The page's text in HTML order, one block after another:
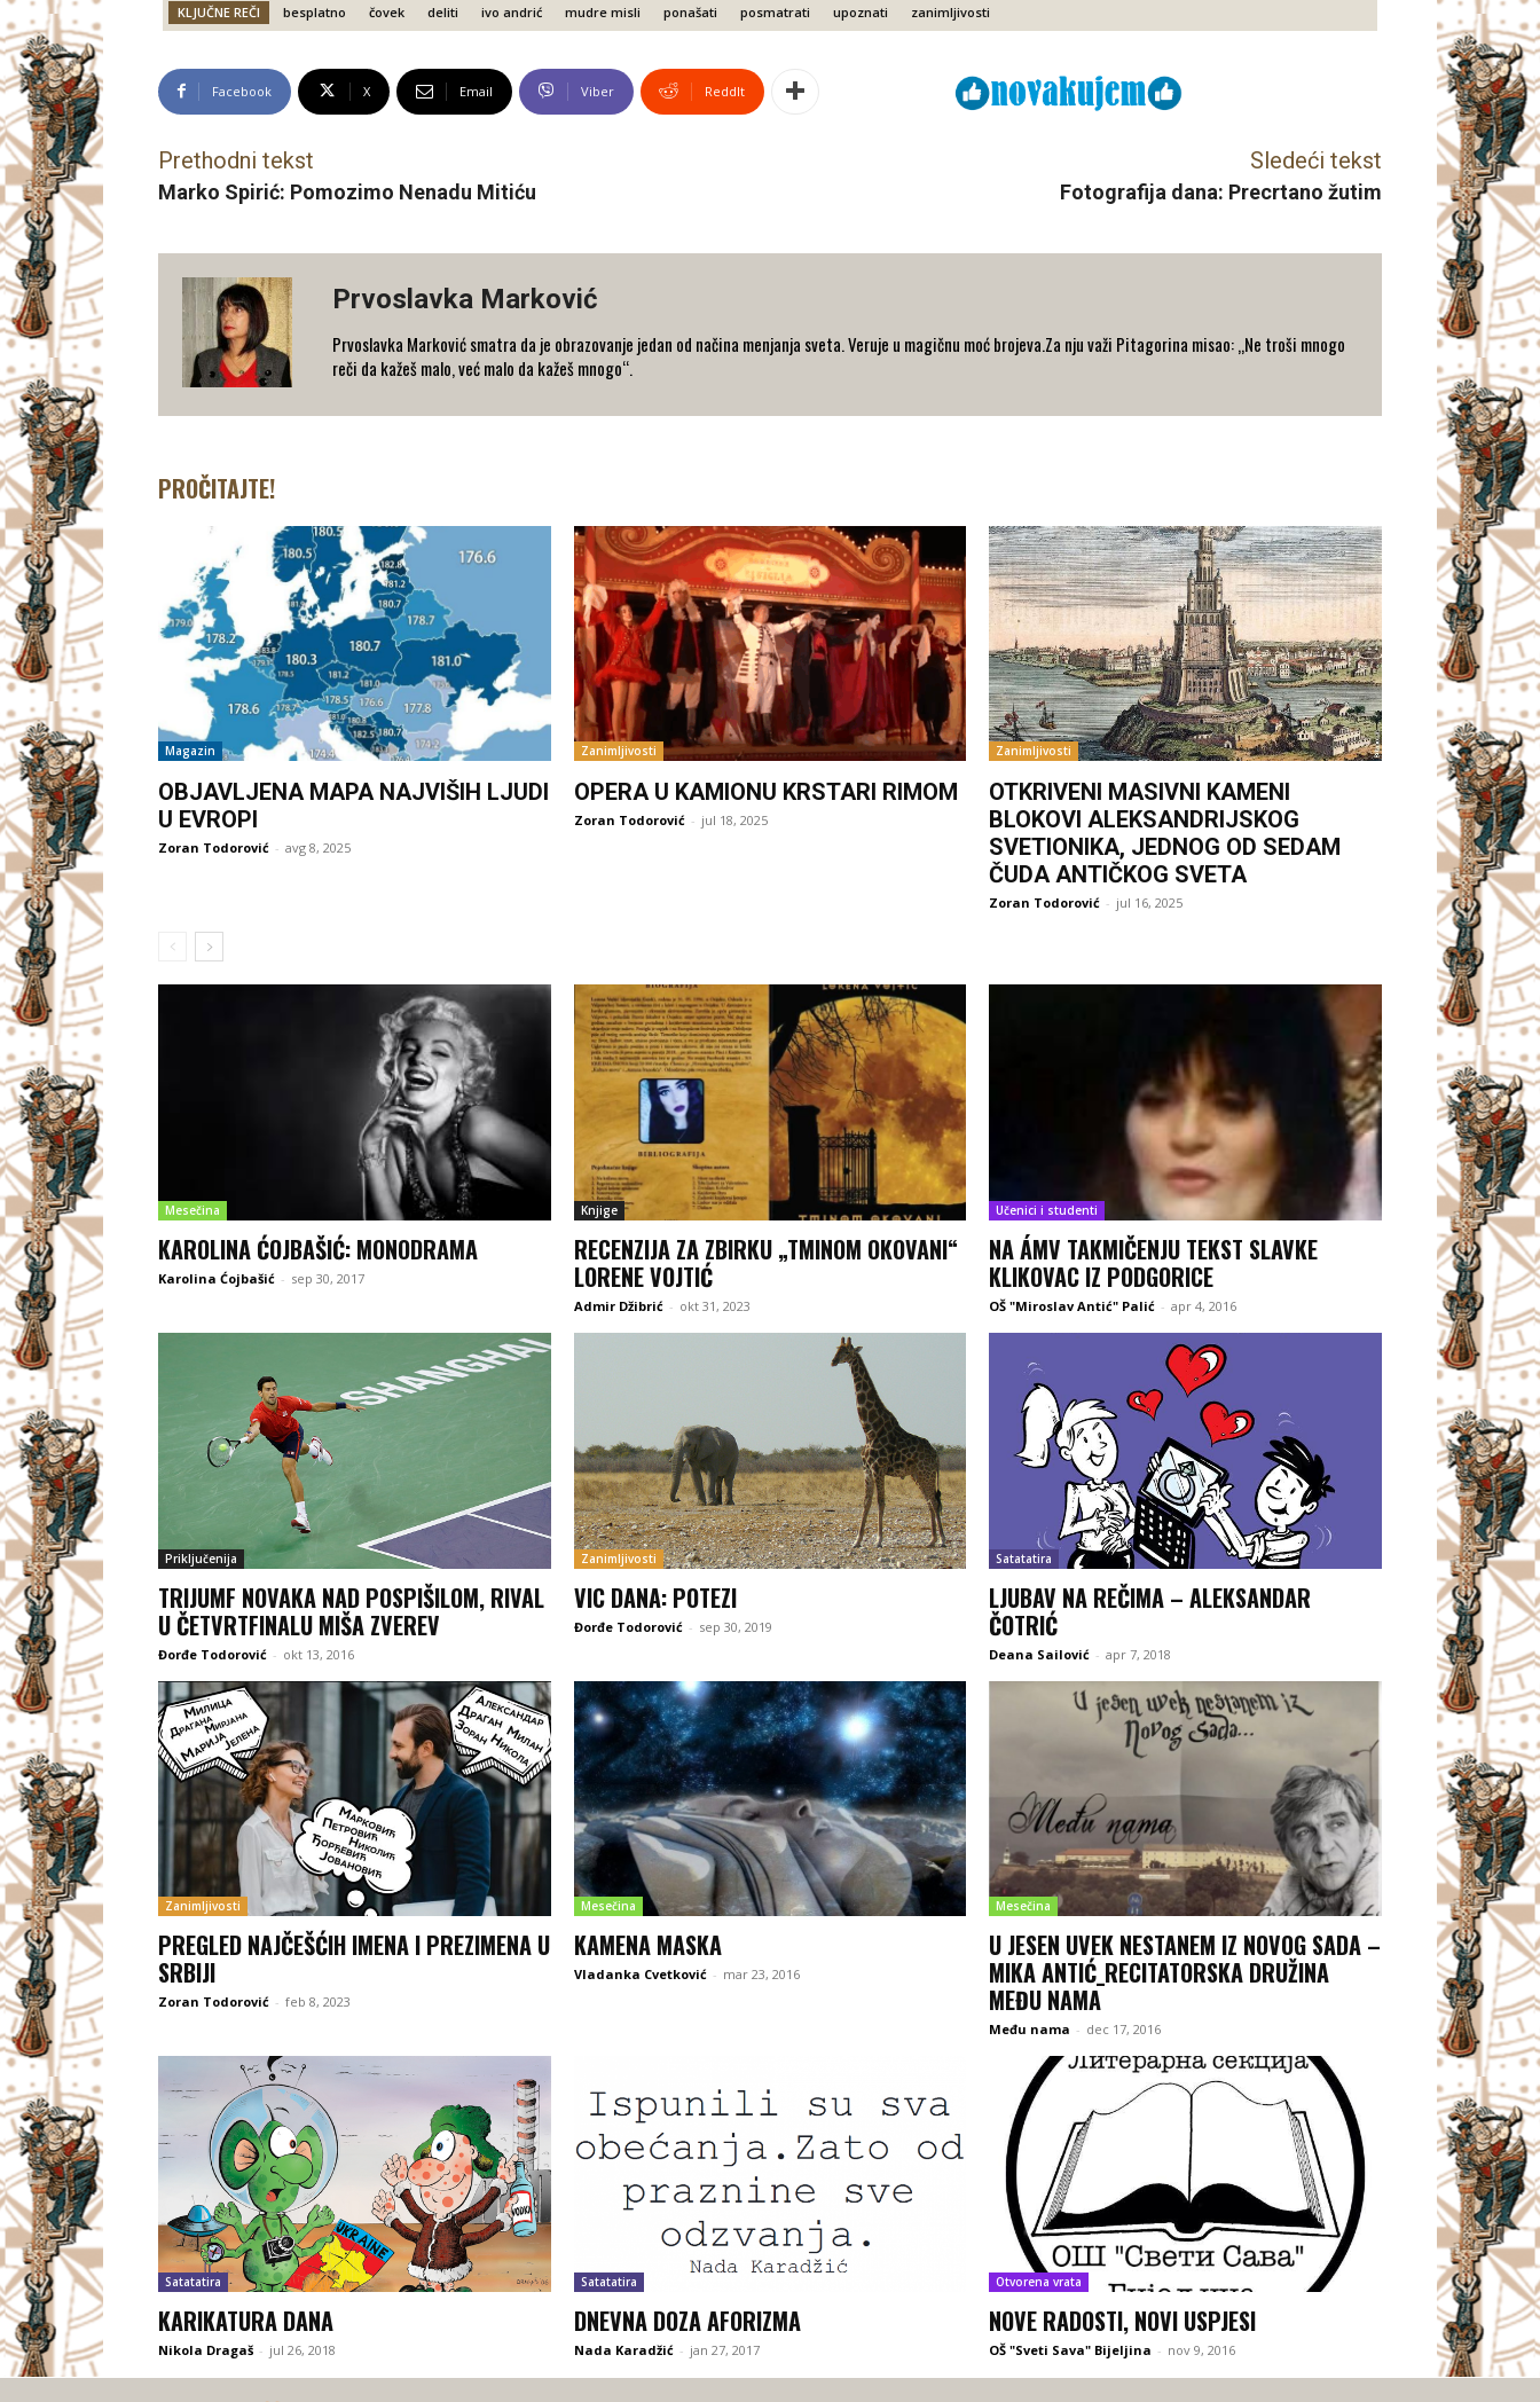
KLJUČNE REČI besplatno čovek deliti ivo andrić mudre misli ponašati posmatrati upoznati zanimljivosti
Facebook X Email Viber ReddIt
Prethodni tekst
Marko Spirić: Pomozimo Nenadu Mitiću
Sledeći tekst
Fotografija dana: Precrtano žutim
Prvoslavka Marković
Prvoslavka Marković smatra da je obrazovanje jedan od načina menjanja sveta. Veruje u magičnu moć brojeva.Za nju važi Pitagorina misao: „Ne troši mnogo
reči da kažeš malo, već malo da kažeš mnogo“.
PROČITAJTE!
Magazin
OBJAVLJENA MAPA NAJVIŠIH LJUDI
U EVROPI
Zoran Todorović - avg 8, 2025
Zanimljivosti
OPERA U KAMIONU KRSTARI RIMOM
Zoran Todorović - jul 18, 2025
Zanimljivosti
OTKRIVENI MASIVNI KAMENI
BLOKOVI ALEKSANDRIJSKOG
SVETIONIKA, JEDNOG OD SEDAM
ČUDA ANTIČKOG SVETA
Zoran Todorović - jul 16, 2025
Mesečina
KAROLINA ĆOJBAŠIĆ: MONODRAMA
Karolina Ćojbašić - sep 30, 2017
Knjige
RECENZIJA ZA ZBIRKU „TMINOM OKOVANI“
LORENE VOJTIĆ
Admir Džibrić - okt 31, 2023
Učenici i studenti
NA ÁMV TAKMIČENJU TEKST SLAVKE
KLIKOVAC IZ PODGORICE
OŠ "Miroslav Antić" Palić - apr 4, 2016
Priključenija
TRIJUMF NOVAKA NAD POSPIŠILOM, RIVAL
U ČETVRTFINALU MIŠA ZVEREV
Đorđe Todorović - okt 13, 2016
Zanimljivosti
VIC DANA: POTEZI
Đorđe Todorović - sep 30, 2019
Satatatira
LJUBAV NA REČIMA – ALEKSANDAR
ČOTRIĆ
Deana Sailović - apr 7, 2018
Zanimljivosti
PREGLED NAJČEŠĆIH IMENA I PREZIMENA U
SRBIJI
Zoran Todorović - feb 8, 2023
Mesečina
KAMENA MASKA
Vladanka Cvetković - mar 23, 2016
Mesečina
U JESEN UVEK NESTANEM IZ NOVOG SADA –
MIKA ANTIĆ_RECITATORSKA DRUŽINA
MEĐU NAMA
Među nama - dec 17, 2016
Satatatira
KARIKATURA DANA
Nikola Dragaš - jul 26, 2018
Satatatira
DNEVNA DOZA AFORIZMA
Nada Karadžić - jan 27, 2017
Otvorena vrata
NOVE RADOSTI, NOVI USPJESI
OŠ "Sveti Sava" Bijeljina - nov 9, 2016